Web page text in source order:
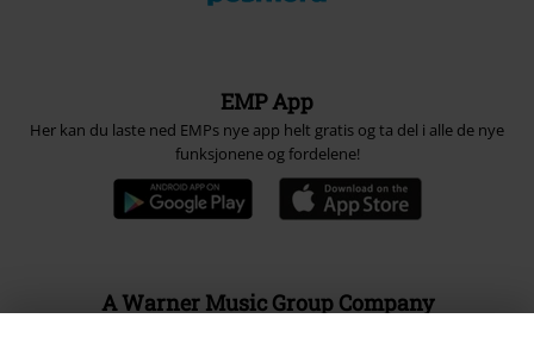
EMP App
Her kan du laste ned EMPs nye app helt gratis og ta del i alle de nye
funksjonene og fordelene!
A Warner Music Group Company